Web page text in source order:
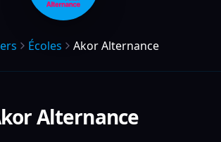
Écoles Akor Alternance
Alternance